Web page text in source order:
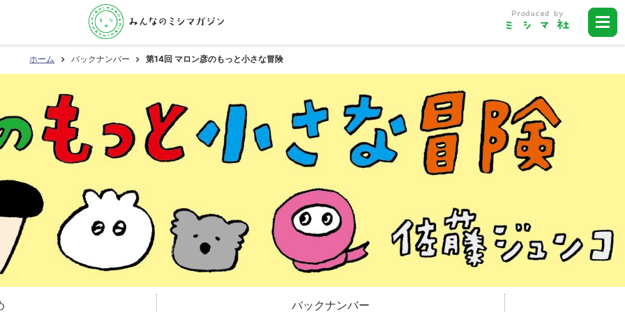
ホーム バックナンバー 第14回 マロン彦のもっと小さな冒険
バックナンバー